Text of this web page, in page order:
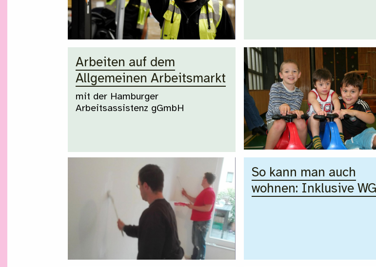
Arbeiten auf dem
Allgemeinen Arbeitsmarkt
mit der Hamburger
Arbeitsassistenz gGmbH
So kann man auch
wohnen: Inklusive